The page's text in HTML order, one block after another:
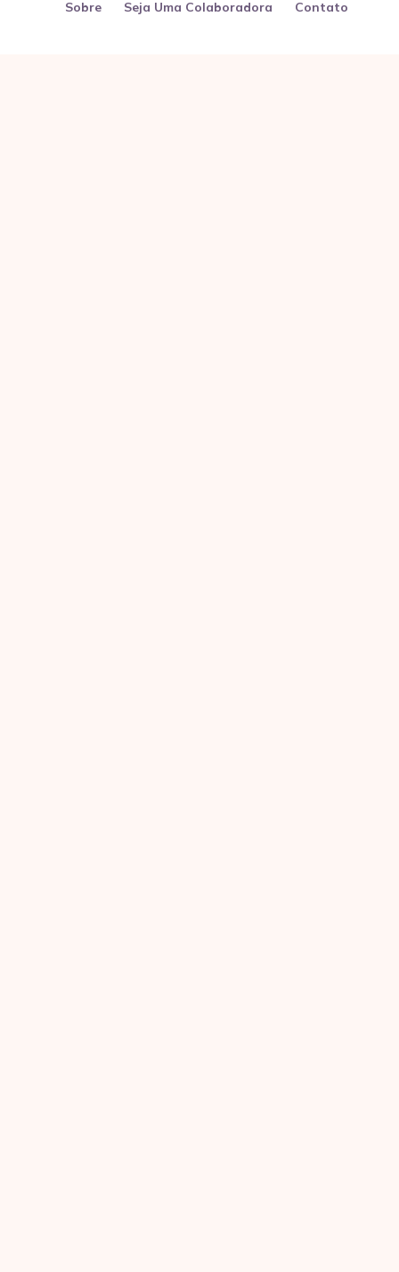
Sobre Seja Uma Colaboradora Contato